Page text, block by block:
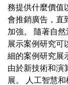
務提供什麼價值
會推銷廣告，直
加強。 隨著自然
展示案例研究可
細的案例研究展
由於新技術和演
展。 人工智慧